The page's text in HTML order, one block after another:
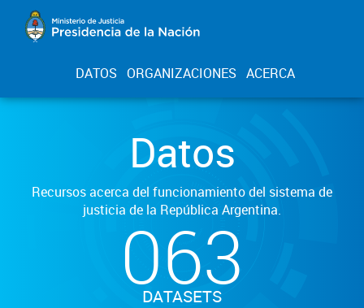
DATOS ORGANIZACIONES ACERCA
Datos
Recursos acerca del funcionamiento del sistema de
justicia de la República Argentina.
063
DATASETS